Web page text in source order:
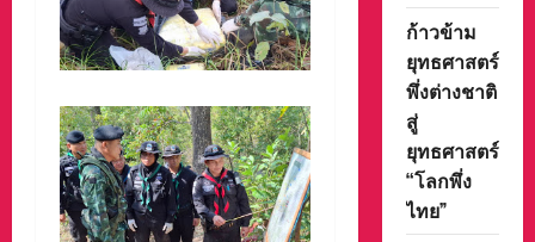
ก้าวข้าม
ยุทธศาสตร์
พึ่งต่างชาติ
สู่
ยุทธศาสตร์
“โลกพึ่ง
ไทย”